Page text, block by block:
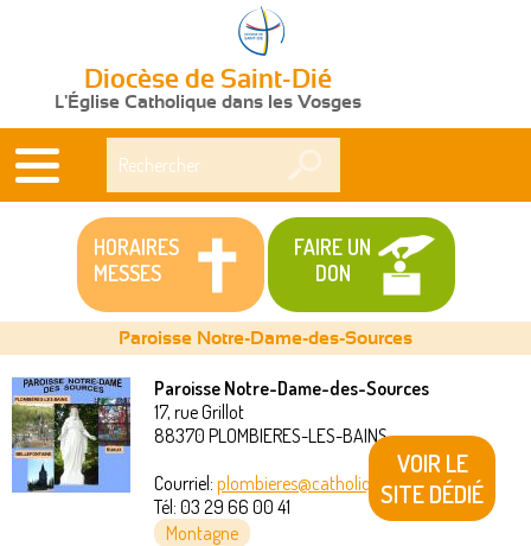
Diocèse de Saint-Dié
L'Église Catholique dans les Vosges
HORAIRES
MESSES
FAIRE UN
DON
Vous
êtes
Paroisse Notre-Dame-des-Sources
Paroisse Notre-Dame-des-Sources
17, rue Grillot
88370 PLOMBIERES-LES-BAINS
Courriel: plombieres@catholique88.fr
Tél: 03 29 66 00 41
Montagne
VOIR LE
SITE DÉDIÉ